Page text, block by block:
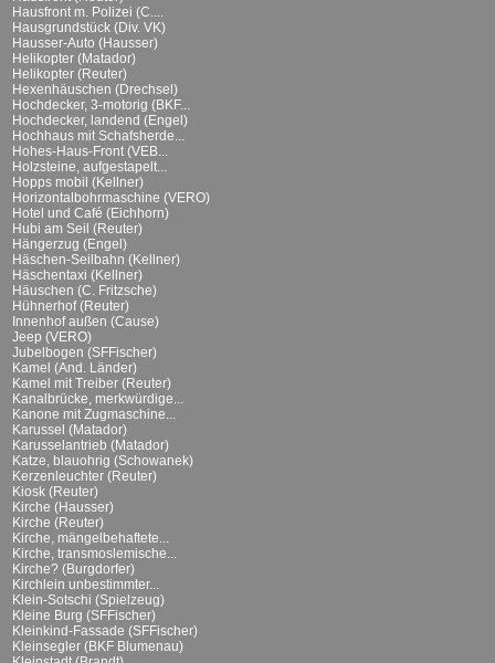
Hausfront m. Polizei (C....
Hausgrundstück (Div. VK)
Hausser-Auto (Hausser)
Helikopter (Matador)
Helikopter (Reuter)
Hexenhäuschen (Drechsel)
Hochdecker, 3-motorig (BKF...
Hochdecker, landend (Engel)
Hochhaus mit Schafsherde...
Hohes-Haus-Front (VEB...
Holzsteine, aufgestapelt...
Hopps mobil (Kellner)
Horizontalbohrmaschine (VERO)
Hotel und Café (Eichhorn)
Hubi am Seil (Reuter)
Hängerzug (Engel)
Häschen-Seilbahn (Kellner)
Häschentaxi (Kellner)
Häuschen (C. Fritzsche)
Hühnerhof (Reuter)
Innenhof außen (Cause)
Jeep (VERO)
Jubelbogen (SFFischer)
Kamel (And. Länder)
Kamel mit Treiber (Reuter)
Kanalbrücke, merkwürdige...
Kanone mit Zugmaschine...
Karussel (Matador)
Karusselantrieb (Matador)
Katze, blauohrig (Schowanek)
Kerzenleuchter (Reuter)
Kiosk (Reuter)
Kirche (Hausser)
Kirche (Reuter)
Kirche, mängelbehaftete...
Kirche, transmoslemische...
Kirche? (Burgdorfer)
Kirchlein unbestimmter...
Klein-Sotschi (Spielzeug)
Kleine Burg (SFFischer)
Kleinkind-Fassade (SFFischer)
Kleinsegler (BKF Blumenau)